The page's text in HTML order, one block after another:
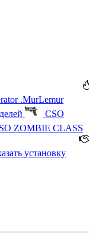
.MurLemur
CSO
ZOMBIE CLASS
установку